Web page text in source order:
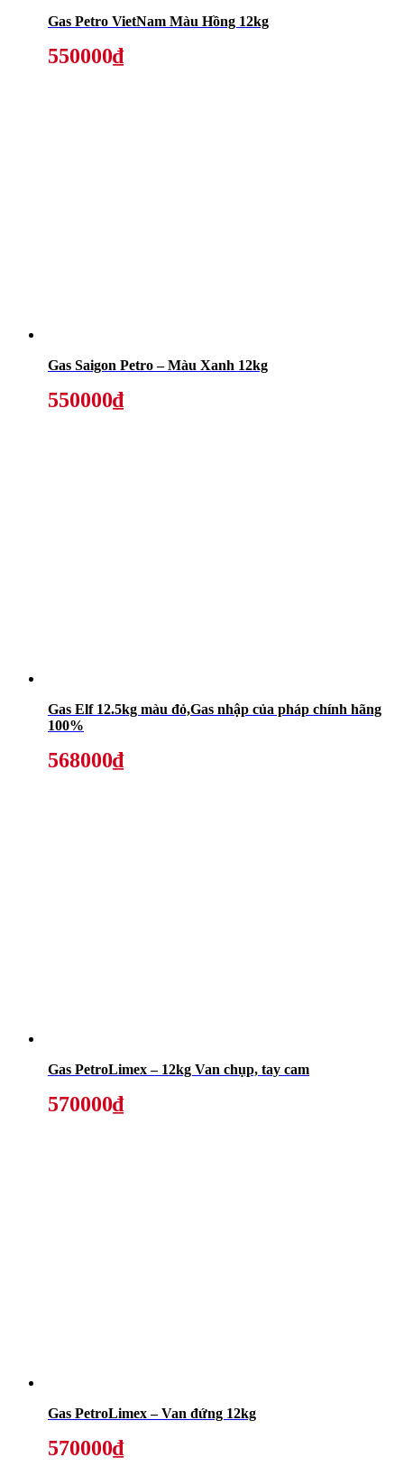
Gas Petro VietNam Màu Hồng 12kg
550000₫
Gas Saigon Petro – Màu Xanh 12kg
550000₫
Gas Elf 12.5kg màu đỏ,Gas nhập của pháp chính hãng
100%
568000₫
Gas PetroLimex – 12kg Van chụp, tay cam
570000₫
Gas PetroLimex – Van đứng 12kg
570000₫